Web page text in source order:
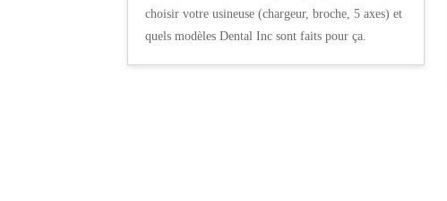
choisir votre usineuse (chargeur, broche, 5 axes) et
quels modèles Dental Inc sont faits pour ça.